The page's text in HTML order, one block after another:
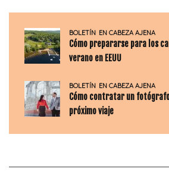
BOLETÍN EN CABEZA AJENA
Cómo prepararse para los
verano en EEUU
BOLETÍN EN CABEZA AJENA
Cómo contratar un
próximo viaje